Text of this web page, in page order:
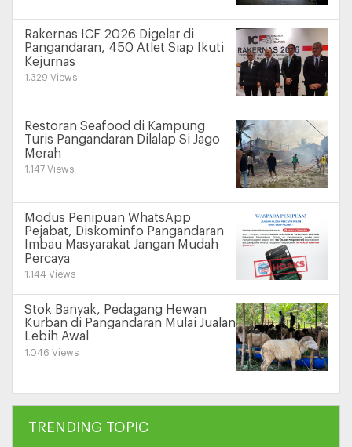
Rakernas ICF 2026 Digelar di
Pangandaran, 450 Atlet Siap Ikuti
Kejurnas
1.329 Views
Restoran Seafood di Kampung
Turis Pangandaran Dilalap Si Jago
Merah
1.147 Views
Modus Penipuan WhatsApp
Pejabat, Diskominfo Pangandaran
Imbau Masyarakat Jangan Mudah
Percaya
1.144 Views
Stok Banyak, Pedagang Hewan
Kurban di Pangandaran Mulai Jualan
Lebih Awal
1.046 Views
TRENDING TOPIC